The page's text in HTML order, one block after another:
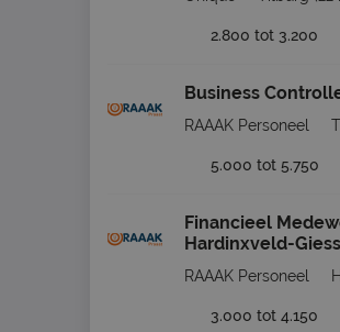
2.800 tot 3.200
Business
RAAAK Personeel
5.000 tot 5.750
Financieel
Hardinxveld-
RAAAK Personeel
3.000 tot 4.150